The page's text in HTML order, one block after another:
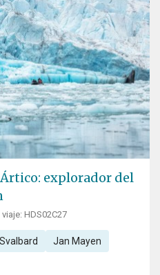
Ártico: explorador del
HDS02C27
Svalbard Jan Mayen